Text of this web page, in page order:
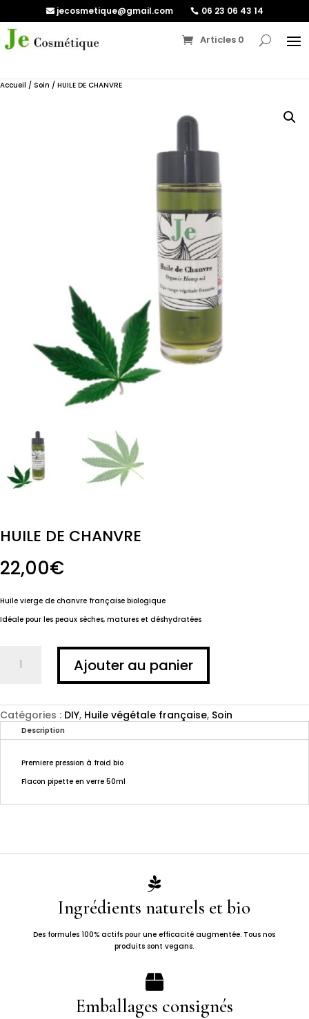
jecosmetique@gmail.com 06 23 06 43 14
Articles 0
Accueil / Soin / HUILE DE CHANVRE
HUILE DE CHANVRE
22,00€
Huile vierge de chanvre française biologique
Idéale pour les peaux sèches, matures et déshydratées
Ajouter au panier
Catégories : DIY, Huile végétale française, Soin
Description
Premiere pression à froid bio
Flacon pipette en verre 50ml

Ingrédients naturels et bio
Des formules 100% actifs pour une efficacité augmentée. Tous nos
produits sont vegans.

Emballages consignés